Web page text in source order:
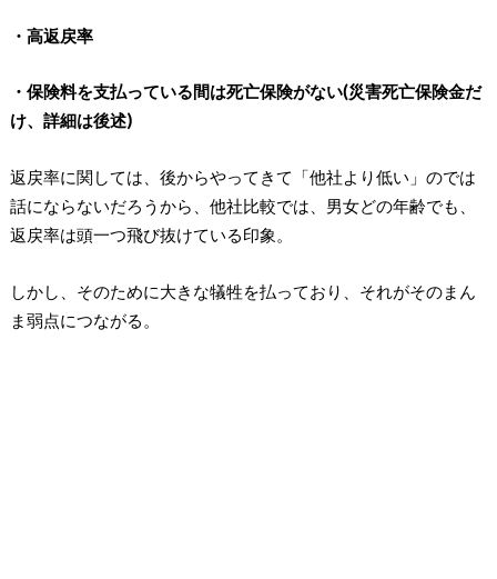
・高返戻率
・保険料を支払っている間は死亡保険がない(災害死亡保険金だ
け、詳細は後述)
返戻率に関しては、後からやってきて「他社より低い」のでは
話にならないだろうから、他社比較では、男女どの年齢でも、
返戻率は頭一つ飛び抜けている印象。
しかし、そのために大きな犠牲を払っており、それがそのまん
ま弱点につながる。